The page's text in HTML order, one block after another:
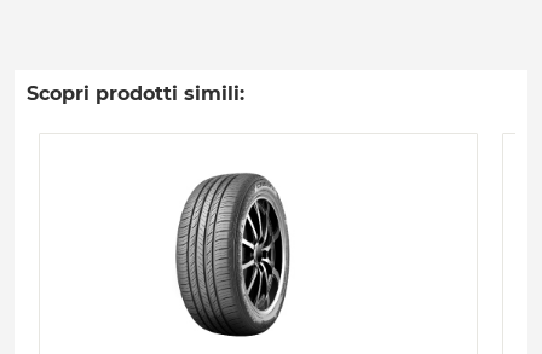
Scopri prodotti simili: